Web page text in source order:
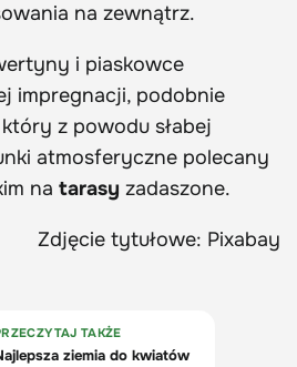
na zewnątrz.
i piaskowce
impregnacji, podobnie
z powodu słabej
atmosferyczne polecany
na tarasy zadaszone.
Zdjęcie tytułowe: Pixabay